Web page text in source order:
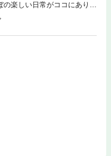
の楽しい日常がココにありま